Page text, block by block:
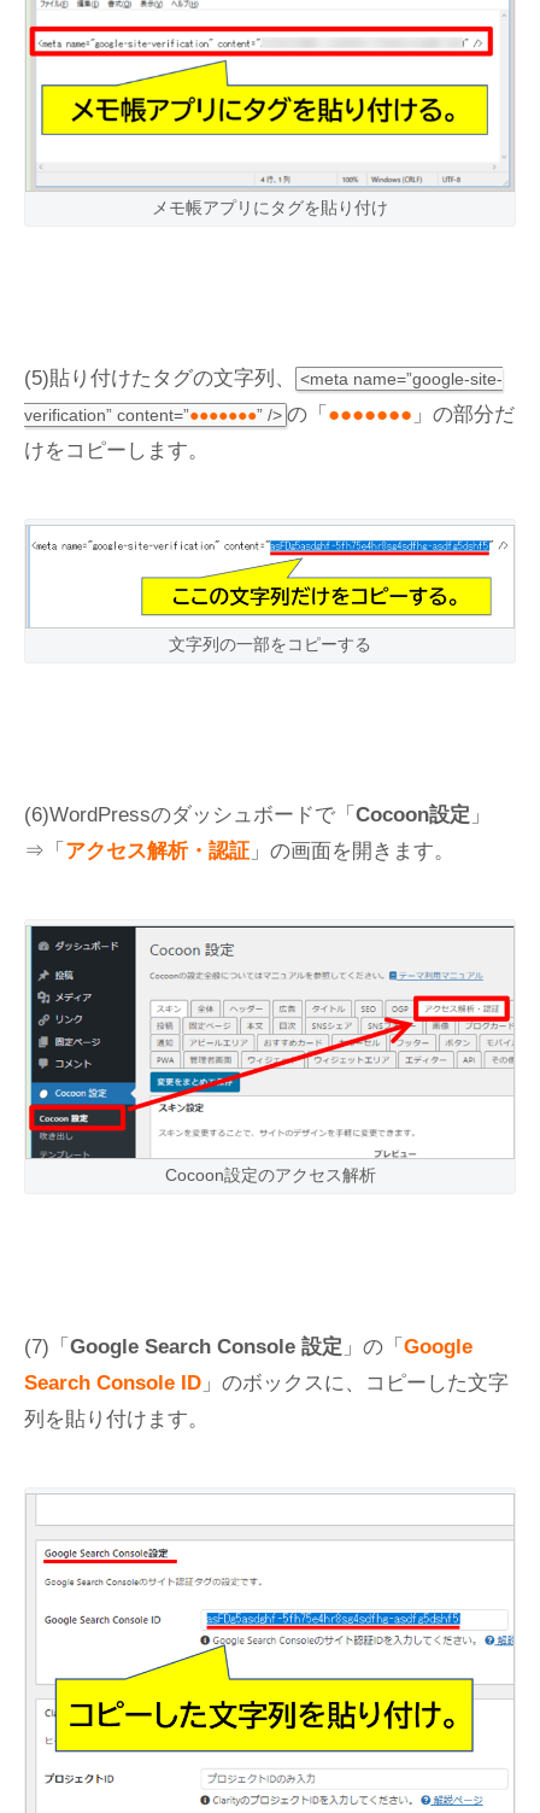
メモ帳アプリにタグを貼り付け
(5)貼り付けたタグの文字列、
<meta name=”google-site-
verification” content=”●●●●●●●” /> の「 ●●●●●●● 」の部分だ
けをコピーします。
文字列の一部をコピーする
(6)WordPressのダッシュボードで「 Cocoon設定 」
⇒「 アクセス解析・認証 」の画面を開きます。
Cocoon設定のアクセス解析
(7)「 Google Search Console 設定 」の「 Google
Search Console ID 」のボックスに、コピーした文字
列を貼り付けます。